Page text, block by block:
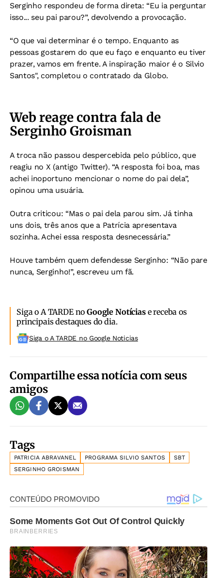
Serginho respondeu de forma direta: “Eu ia perguntar
isso... seu pai parou?”, devolvendo a provocação.
“O que vai determinar é o tempo. Enquanto as
pessoas gostarem do que eu faço e enquanto eu tiver
prazer, vamos em frente. A inspiração maior é o Silvio
Santos", completou o contratado da Globo.
Web reage contra fala de
Serginho Groisman
A troca não passou despercebida pelo público, que
reagiu no X (antigo Twitter). “A resposta foi boa, mas
achei inoportuno mencionar o nome do pai dela”,
opinou uma usuária.
Outra criticou: “Mas o pai dela parou sim. Já tinha
uns dois, três anos que a Patrícia apresentava
sozinha. Achei essa resposta desnecessária.”
Houve também quem defendesse Serginho: “Não pare
nunca, Serginho!”, escreveu um fã.
Siga o A TARDE noGoogle Notíciase receba os
principais destaques do dia.
Siga o A TARDE no Google Noticias
Compartilhe essa notícia com seus
amigos
Tags
PATRICIA ABRAVANEL PROGRAMA SILVIO SANTOS
SBT
SERGINHO GROISMAN